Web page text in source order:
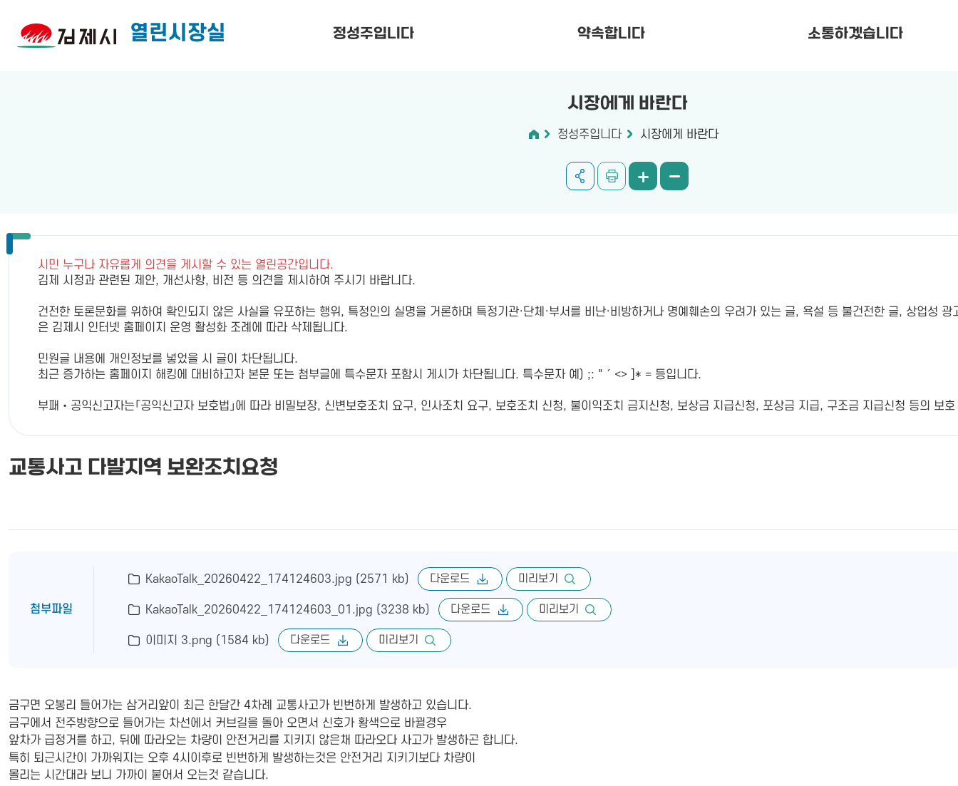
열린시장실 정성주입니다 약속합니다 소통하겠습니다
시장에게 바란다
정성주입니다 시장에게 바란다
시민 누구나 자유롭게 의견을 게시할 수 있는 열린공간입니다.
김제 시정과 관련된 제안, 개선사항, 비전 등 의견을 제시하여 주시기 바랍니다.
건전한 토론문화를 위하여 확인되지 않은 사실을 유포하는 행위, 특정인의 실명을 거론하며 특정기관·단체·부서를 비난·비방하거나 명예훼손의 우려가 있는 글, 욕설 등 불건전한 글, 상업성
은 김제시 인터넷 홈페이지 운영 활성화 조례에 따라 삭제됩니다.
민원글 내용에 개인정보를 넣었을 시 글이 차단됩니다.
최근 증가하는 홈페이지 해킹에 대비하고자 본문 또는 첨부글에 특수문자 포함시 게시가 차단됩니다. 특수문자 예) ;: " ´ <> ]* = 등입니다.
부패‧공익신고자는「공익신고자 보호법」에 따라 비밀보장, 신변보호조치 요구, 인사조치 요구, 보호조치 신청, 불이익조치 금지신청, 보상금 지급신청, 포상금 지급, 구조금 지급신청 등의 보
교통사고 다발지역 보완조치요청
첨부파일
KakaoTalk_20260422_174124603.jpg (2571 kb) 다운로드 미리보기
KakaoTalk_20260422_174124603_01.jpg (3238 kb) 다운로드 미리보기
이미지 3.png (1584 kb) 다운로드 미리보기
금구면 오봉리 들어가는 삼거리앞이 최근 한달간 4차례 교통사고가 빈번하게 발생하고 있습니다.
금구에서 전주방향으로 들어가는 차선에서 커브길을 돌아 오면서 신호가 황색으로 바뀔경우
앞차가 급정거를 하고, 뒤에 따라오는 차량이 안전거리를 지키지 않은채 따라오다 사고가 발생하곤 합니다.
특히 퇴근시간이 가까워지는 오후 4시이후로 빈번하게 발생하는것은 안전거리 지키기보다 차량이
몰리는 시간대라 보니 가까이 붙어서 오는것 같습니다.